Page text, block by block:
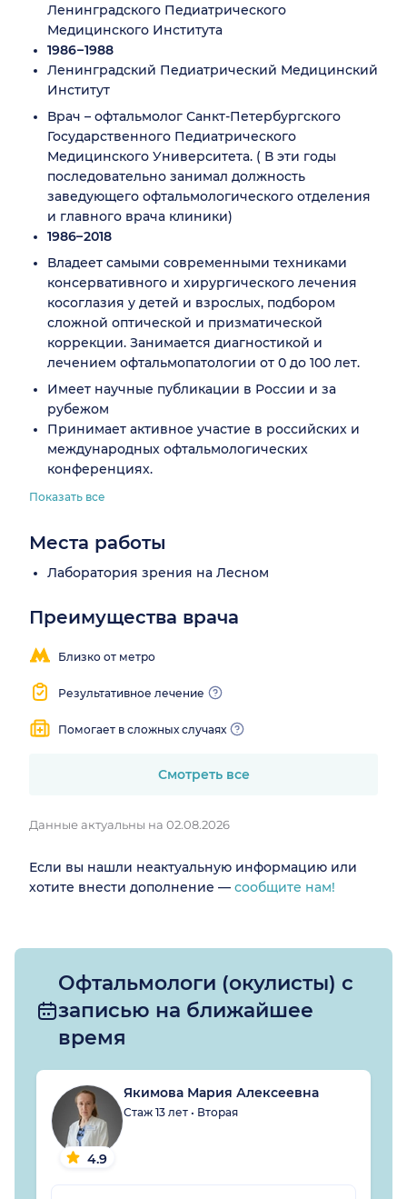
Ленинградского Педиатрического
Медицинского Института
1986 – 1988
Ленинградский Педиатрический Медицинский
Институт
Врач – офтальмолог Санкт-Петербургского
Государственного Педиатрического
Медицинского Университета. ( В эти годы
последовательно занимал должность
заведующего офтальмологического отделения
и главного врача клиники)
1986– 2018
Владеет самыми современными техниками
консервативного и хирургического лечения
косоглазия у детей и взрослых, подбором
сложной оптической и призматической
коррекции. Занимается диагностикой и
лечением офтальмопатологии от 0 до 100 лет.
Имеет научные публикации в России и за
рубежом
Принимает активное участие в российских и
международных офтальмологических
конференциях.
Показать все
Места работы
Лаборатория зрения на Лесном
Преимущества врача
Близко от метро
Результативное лечение
Помогает в сложных случаях
Смотреть все
Данные актуальны на 02.08.2026
Если вы нашли неактуальную информацию или
хотите внести дополнение — сообщите нам!
Офтальмологи (окулисты) с
записью на ближайшее
время
4.9
Якимова Мария Алексеевна
Стаж 13 лет • Вторая